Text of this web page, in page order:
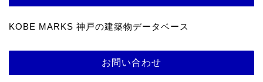
KOBE MARKS 神戸の建築物データベース
お問い合わせ